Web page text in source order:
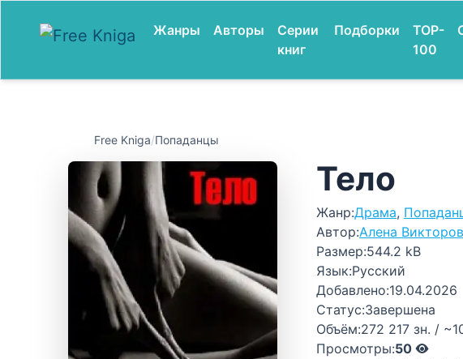
Жанры Авторы
Серии
книг
Подборки
TOP-
100
Free Kniga/Попаданцы
Тело
Жанр:Драма,
Автор:Алена
Размер:544.2 kB
Язык:Русский
Добавлено:19.04.2026
Статус:Завершена
Объём:272 217 зн. /
Просмотры:50